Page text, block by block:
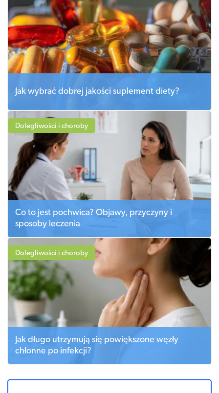
Jak wybrać dobrej jakości suplement diety?
Dolegliwości i choroby
Co to jest pochwica? Objawy, przyczyny i
sposoby leczenia
Dolegliwości i choroby
Jak długo utrzymują się powiększone węzły
chłonne po infekcji?